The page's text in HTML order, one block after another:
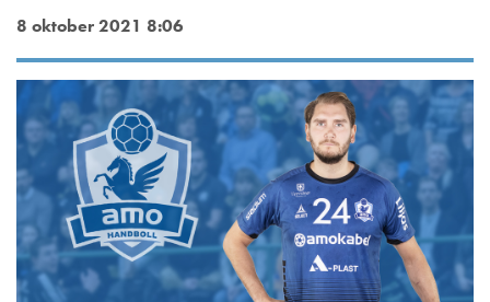
8 oktober 2021 8:06